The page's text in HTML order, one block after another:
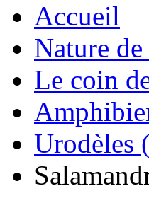
Accueil
Nature
Le coin
Urodèles